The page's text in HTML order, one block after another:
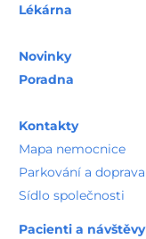
Lékárna
Novinky
Poradna
Kontakty
Mapa nemocnice
Parkování a doprava
Sídlo společnosti
Pacienti a návštěvy